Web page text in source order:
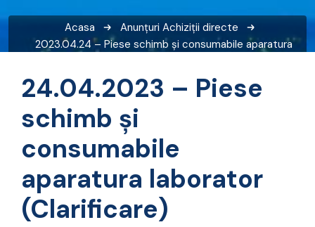
Acasa Anunțuri Achiziții directe
2023.04.24 – Piese schimb și consumabile aparatura
24.04.2023 – Piese
schimb și
consumabile
aparatura laborator
(Clarificare)